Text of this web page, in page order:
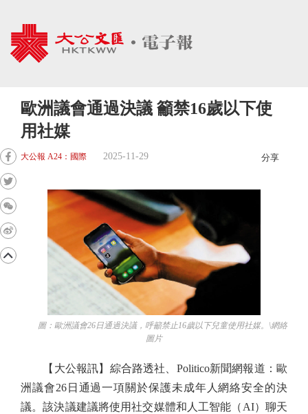
歐洲議會通過決議 籲禁16歲以下使
用社媒
大公報 A24：國際 2025-11-29 分享
圖：歐洲議會26日通過決議，呼籲禁止16歲以下兒童使用社媒。\網絡
圖片
【大公報訊】綜合路透社、Politico新聞網報道：歐
洲議會26日通過一項關於保護未成年人網絡安全的決
議。該決議建議將使用社交媒體和人工智能（AI）聊天